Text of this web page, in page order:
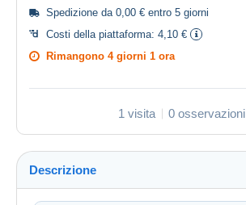
Spedizione da 0,00 € entro 5 giorni
Costi della piattaforma: 4,10 €
Rimangono 4 giorni 1 ora
1 visita 0 osservazioni
Descrizione